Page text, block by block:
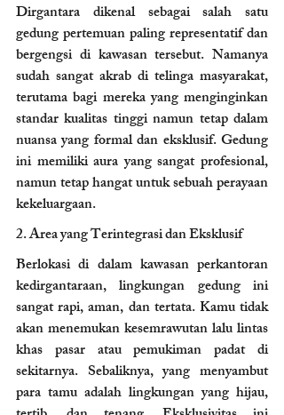
Dirgantara dikenal sebagai salah satu
gedung pertemuan paling representatif dan
bergengsi di kawasan tersebut. Namanya
sudah sangat akrab di telinga masyarakat,
terutama bagi mereka yang menginginkan
standar kualitas tinggi namun tetap dalam
nuansa yang formal dan eksklusif. Gedung
ini memiliki aura yang sangat profesional,
namun tetap hangat untuk sebuah perayaan
kekeluargaan.
2. Area yang Terintegrasi dan Eksklusif
Berlokasi di dalam kawasan perkantoran
kedirgantaraan, lingkungan gedung ini
sangat rapi, aman, dan tertata. Kamu tidak
akan menemukan kesemrawutan lalu lintas
khas pasar atau pemukiman padat di
sekitarnya. Sebaliknya, yang menyambut
para tamu adalah lingkungan yang hijau,